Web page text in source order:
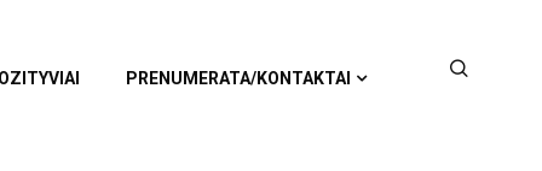
PRENUMERATA/KONTAKTAI